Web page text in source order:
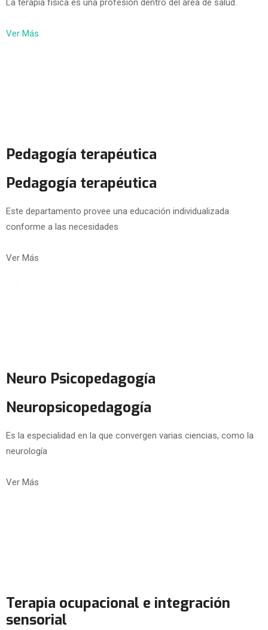
La terapia física es una profesión dentro del área de salud.
Ver Más
Pedagogía terapéutica
Pedagogía terapéutica
Este departamento provee una educación individualizada
conforme a las necesidades
Ver Más
Neuro Psicopedagogía
Neuropsicopedagogía
Es la especialidad en la que convergen varias ciencias, como la
neurología
Ver Más
Terapia ocupacional e integración
sensorial